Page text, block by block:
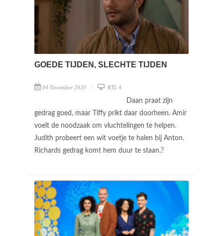
GOEDE TIJDEN, SLECHTE TIJDEN
04 November 2020 RTL 4
Daan praat zijn
gedrag goed, maar Tiffy prikt daar doorheen. Amir
voelt de noodzaak om vluchtelingen te helpen.
Judith probeert een wit voetje te halen bij Anton.
Richards gedrag komt hem duur te staan.?